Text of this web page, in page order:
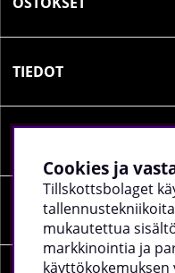
TIEDOT
YRITYKSEN TIEDOT
Cookies ja
Tillskottsbolaget
mukautettua
markkinointia ja